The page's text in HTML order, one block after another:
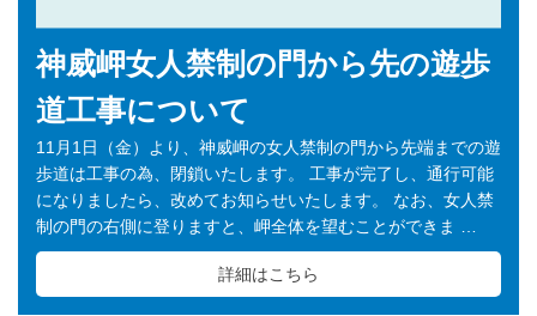
神威岬女人禁制の門から先の遊歩
道工事について
11月1日（金）より、神威岬の女人禁制の門から先端までの遊
歩道は工事の為、閉鎖いたします。 工事が完了し、通行可能
になりましたら、改めてお知らせいたします。 なお、女人禁
制の門の右側に登りますと、岬全体を望むことができま …
詳細はこちら